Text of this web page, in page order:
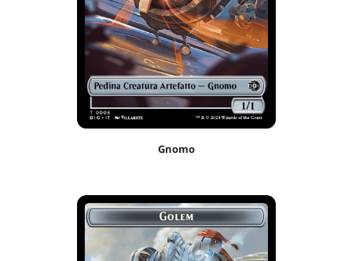
Gnomo